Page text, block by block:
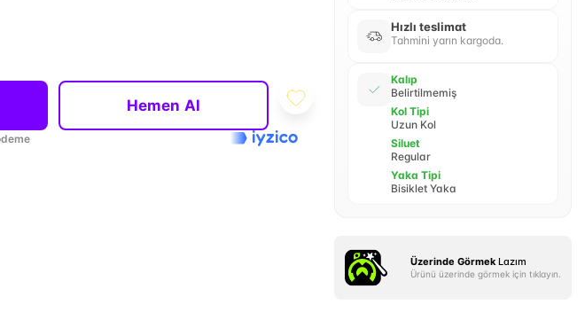
Hemen Al
Hızlı teslimat
Tahmini yarın kargoda.
Kalıp
Belirtilmemiş
Kol Tipi
Uzun Kol
Siluet
Regular
Yaka Tipi
Bisiklet Yaka
Üzerinde Görmek Lazım
Ürünü üzerinde görmek için tıklayın.